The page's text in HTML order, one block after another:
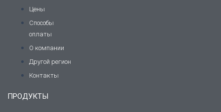
Цены
Способы
оплаты
О компании
Другой регион
Контакты
ПРОДУКТЫ